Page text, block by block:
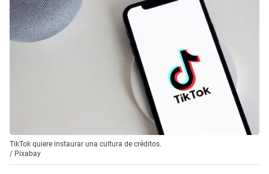
TikTok quiere instaurar una cultura de créditos.
/ Pixabay